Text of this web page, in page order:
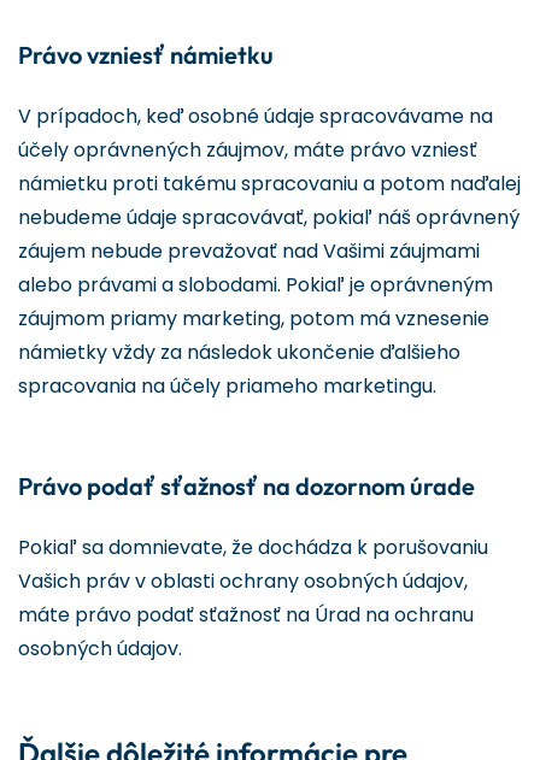
Právo vzniesť námietku
V prípadoch, keď osobné údaje spracovávame na
účely oprávnených záujmov, máte právo vzniesť
námietku proti takému spracovaniu a potom naďalej
nebudeme údaje spracovávať, pokiaľ náš oprávnený
záujem nebude prevažovať nad Vašimi záujmami
alebo právami a slobodami. Pokiaľ je oprávneným
záujmom priamy marketing, potom má vznesenie
námietky vždy za následok ukončenie ďalšieho
spracovania na účely priameho marketingu.
Právo podať sťažnosť na dozornom úrade
Pokiaľ sa domnievate, že dochádza k porušovaniu
Vašich práv v oblasti ochrany osobných údajov,
máte právo podať sťažnosť na Úrad na ochranu
osobných údajov.
Ďalšie dôležité informácie pre